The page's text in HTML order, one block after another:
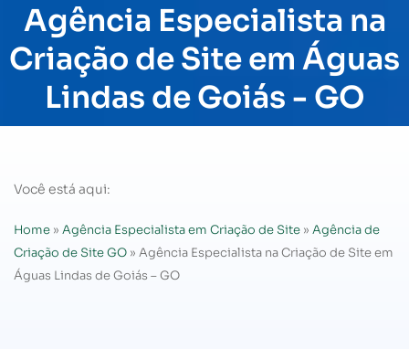
Agência Especialista na
Criação de Site em Águas
Lindas de Goiás - GO
Você está aqui:
Home » Agência Especialista em Criação de Site » Agência de
Criação de Site GO » Agência Especialista na Criação de Site em
Águas Lindas de Goiás – GO